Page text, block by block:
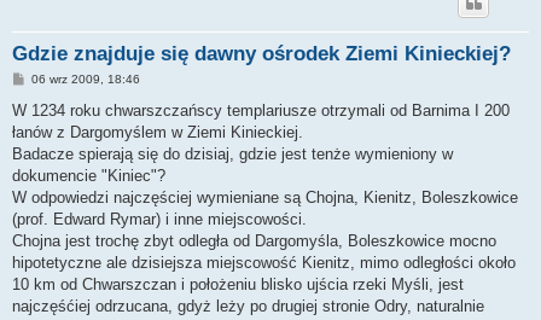
Gdzie znajduje się dawny ośrodek Ziemi Kinieckiej?
P
s
06 wrz 2009, 18:46
W 1234 roku chwarszczańscy templariusze otrzymali od Barnima I 200
łanów z Dargomyślem w Ziemi Kinieckiej.
Badacze spierają się do dzisiaj, gdzie jest tenże wymieniony w
dokumencie "Kiniec"?
W odpowiedzi najczęściej wymieniane są Chojna, Kienitz, Boleszkowice
(prof. Edward Rymar) i inne miejscowości.
Chojna jest trochę zbyt odległa od Dargomyśla, Boleszkowice mocno
hipotetyczne ale dzisiejsza miejscowość Kienitz, mimo odległości około
10 km od Chwarszczan i położeniu blisko ujścia rzeki Myśli, jest
najczęśćiej odrzucana, gdyż leży po drugiej stronie Odry, naturalnie